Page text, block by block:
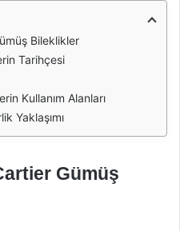
Bileklikler
Tarihçesi
Kullanım Alanları
Yaklaşımı
Gümüş